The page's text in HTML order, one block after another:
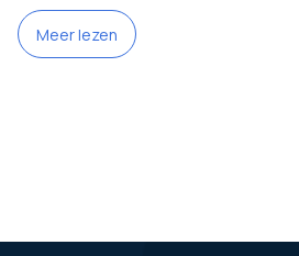
Meer lezen